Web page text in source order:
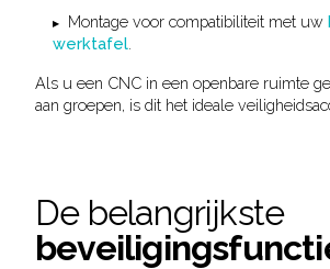
Montage voor compatibiliteit met uw
werktafel
Als u een CNC in een openbare ruimte
aan groepen, is dit het ideale
De belangrijkste